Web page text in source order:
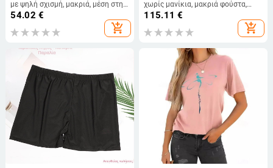
με ψηλή σχισμή, μακριά, μέση στη
μέση, 95% πολυεστέρας
54.02 €
add_shopping_cart
χωρίς μανίκια, μακριά φούστα,
ψηλή μέση, πολυεστέρας 70–80%
115.11 €
add_shopping_cart